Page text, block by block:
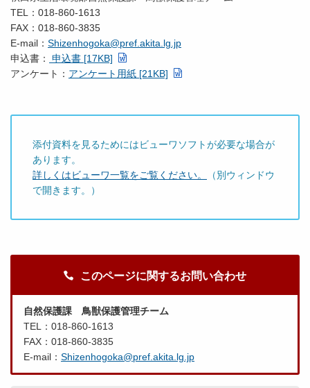
TEL：018-860-1613
FAX：018-860-3835
E-mail： Shizenhogoka@pref.akita.lg.jp
申込書：
申込書 [17KB]
アンケート： アンケート用紙 [21KB]
添付資料を見るためにはビューワソフトが必要な場合が
あります。
詳しくはビューワ一覧をご覧ください。
（別ウィンドウ
で開きます。）
このページに関するお問い合わせ
自然保護課 鳥獣保護管理チーム
TEL：018-860-1613
FAX：018-860-3835
E-mail： Shizenhogoka@pref.akita.lg.jp